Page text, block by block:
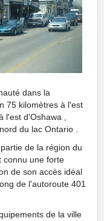
dans la
75 kilomètres à l'est
l'est d'Oshawa ,
du lac Ontario .
de la région du
connu une forte
de son accès idéal
de l'autoroute 401
de la ville